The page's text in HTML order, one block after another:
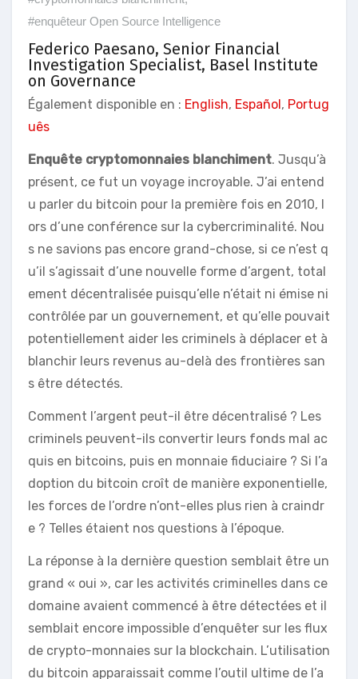
#enquêteur Open Source Intelligence
Federico Paesano, Senior Financial
Investigation Specialist, Basel Institute
on Governance
Également disponible en : English, Español , Portug
uês
Enquête cryptomonnaies blanchiment. Jusqu’à
présent, ce fut un voyage incroyable. J’ai entend
u parler du bitcoin pour la première fois en 2010, l
ors d’une conférence sur la cybercriminalité. Nou
s ne savions pas encore grand-chose, si ce n’est q
u’il s’agissait d’une nouvelle forme d’argent, total
ement décentralisée puisqu’elle n’était ni émise ni
contrôlée par un gouvernement, et qu’elle pouvait
potentiellement aider les criminels à déplacer et à
blanchir leurs revenus au-delà des frontières san
s être détectés.
Comment l’argent peut-il être décentralisé ? Les
criminels peuvent-ils convertir leurs fonds mal ac
quis en bitcoins, puis en monnaie fiduciaire ? Si l’a
doption du bitcoin croît de manière exponentielle,
les forces de l’ordre n’ont-elles plus rien à craindr
e ? Telles étaient nos questions à l’époque.
La réponse à la dernière question semblait être un
grand « oui », car les activités criminelles dans ce
domaine avaient commencé à être détectées et il
semblait encore impossible d’enquêter sur les flux
de crypto-monnaies sur la blockchain. L’utilisation
du bitcoin apparaissait comme l’outil ultime de l’a